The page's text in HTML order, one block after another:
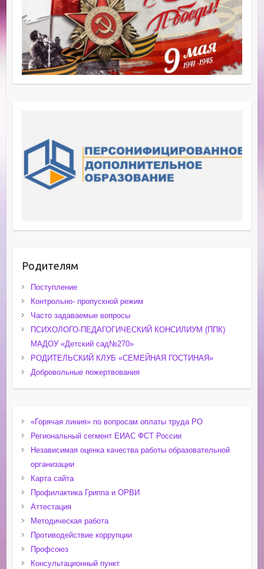
Родителям
Поступление
Контрольно- пропускной режим
Часто задаваемые вопросы
ПСИХОЛОГО-ПЕДАГОГИЧЕСКИЙ КОНСИЛИУМ (ППК)
МАДОУ «Детский сад№270»
РОДИТЕЛЬСКИЙ КЛУБ «СЕМЕЙНАЯ ГОСТИНАЯ»
Добровольные пожертвования
«Горячая линия» по вопросам оплаты труда РО
Региональный сегмент ЕИАС ФСТ России
Независимая оценка качества работы образовательной
организации
Карта сайта
Профилактика Гриппа и ОРВИ
Аттестация
Методическая работа
Противодействие коррупции
Профсоюз
Консультационный пункт